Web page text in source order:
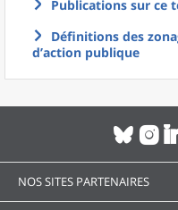
Publications sur ce
Définitions des
d’action publique
NOS SITES PARTENAIRES